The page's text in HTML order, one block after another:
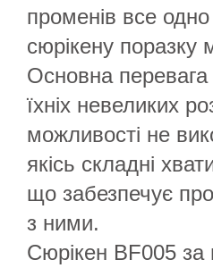
променів все
сюрікену поразку
Основна перевага
їхніх невеликих
можливості не
якісь складні
що забезпечує
з ними.
Сюрікен BF005